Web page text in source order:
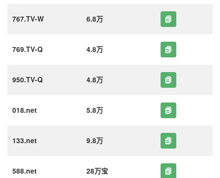
767.TV-W 6.8万
769.TV-Q 4.8万
950.TV-Q 4.8万
018.net 5.8万
133.net 9.8万
588.net 28万宝